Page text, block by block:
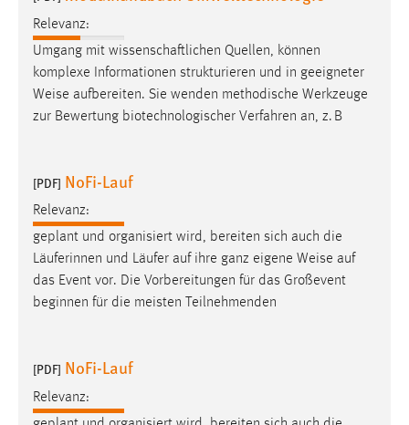
Relevanz:
Umgang mit wissenschaftlichen Quellen, können
komplexe Informationen strukturieren und in geeigneter
Weise aufbereiten. Sie wenden methodische Werkzeuge
zur Bewertung biotechnologischer Verfahren an, z. B
[PDF] NoFi-Lauf
Relevanz:
geplant und organisiert wird, bereiten sich auch die
Läuferinnen und Läufer auf ihre ganz eigene Weise auf
das Event vor. Die Vorbereitungen für das Großevent
beginnen für die meisten Teilnehmenden
[PDF] NoFi-Lauf
Relevanz: